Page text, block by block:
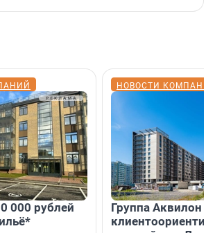
000 рублей
НОВОСТИ
Группа Аквилон